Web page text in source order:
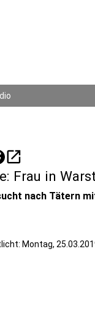
open_in_new
Frau in
nach Tätern
Montag,